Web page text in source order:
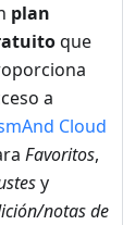
plan
que
a
Cloud
Favoritos,
y
notas de